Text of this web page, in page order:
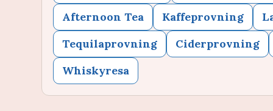
Afternoon Tea
Kaffeprovning
Tequilaprovning
Ciderprovning
Whiskyresa